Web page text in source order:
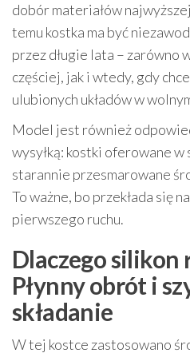
dobór materiałów
temu kostka ma być
przez długie lata – zarówno
częściej, jak i wtedy, gdy
ulubionych układów w
Model jest również
wysyłką: kostki oferowane
starannie przesmarowane
To ważne, bo przekłada się
pierwszego ruchu.
Dlaczego silikon
Płynny obrót i
składanie
W tej kostce zastosowano